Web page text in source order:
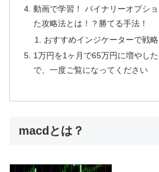
動画で学習！ バイナリーオプシ
た攻略法とは！？勝てる手法！
おすすめインジケーターで戦略
1万円を1ヶ月で65万円に増やし
で、一度ご覧になってください
macdとは？